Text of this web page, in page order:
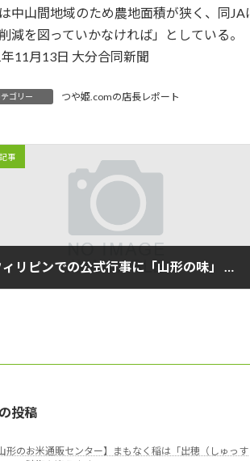
中山間地域のため農地面積が狭く、同
減を図っていかなければ」としている。
11月13日 大分合同新聞
ゴリー つや姫.comの店長レポート
事
フィリピンでの公式行事に「山形の味」 市場開拓に向け県産食材PRへ
投稿
山形のお米通販センター】まもなく稲は「出穂（しゅっす